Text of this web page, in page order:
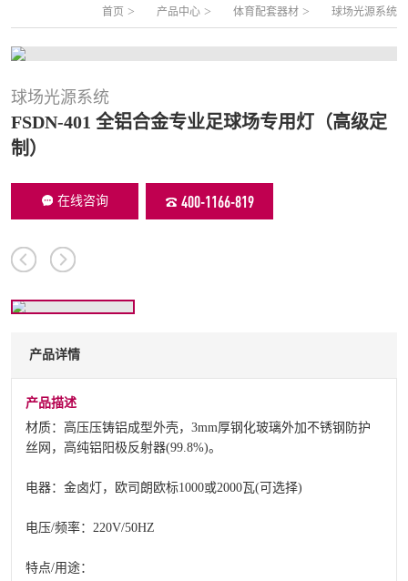
FLZ-C 半格栅笼式足球
FLZ-D PE包塑笼式足球
片装组合式围网
首页 > 产品中心 > 体育配套器材 > 球场光源系统
球场光源系统
FSDN-401 全铝合金专业足球场专用灯（高级定
制）
在线咨询 400-1166-819
产品详情
产品描述
材质：高压压铸铝成型外壳，3mm厚钢化玻璃外加不锈钢防护
丝网，高纯铝阳极反射器(99.8%)。
电器：金卤灯，欧司朗欧标1000或2000瓦(可选择)
电压/频率：220V/50HZ
特点/用途：